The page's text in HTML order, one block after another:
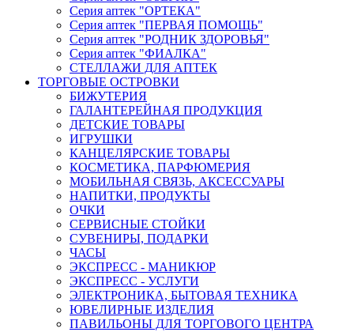
Серия аптек "ОРТЕКА"
Серия аптек "ПЕРВАЯ ПОМОЩЬ"
Серия аптек "РОДНИК ЗДОРОВЬЯ"
Серия аптек "ФИАЛКА"
СТЕЛЛАЖИ ДЛЯ АПТЕК
ТОРГОВЫЕ ОСТРОВКИ
БИЖУТЕРИЯ
ГАЛАНТЕРЕЙНАЯ ПРОДУКЦИЯ
ДЕТСКИЕ ТОВАРЫ
ИГРУШКИ
КАНЦЕЛЯРСКИЕ ТОВАРЫ
КОСМЕТИКА, ПАРФЮМЕРИЯ
МОБИЛЬНАЯ СВЯЗЬ, АКСЕССУАРЫ
НАПИТКИ, ПРОДУКТЫ
ОЧКИ
СЕРВИСНЫЕ СТОЙКИ
СУВЕНИРЫ, ПОДАРКИ
ЧАСЫ
ЭКСПРЕСС - МАНИКЮР
ЭКСПРЕСС - УСЛУГИ
ЭЛЕКТРОНИКА, БЫТОВАЯ ТЕХНИКА
ЮВЕЛИРНЫЕ ИЗДЕЛИЯ
ПАВИЛЬОНЫ ДЛЯ ТОРГОВОГО ЦЕНТРА